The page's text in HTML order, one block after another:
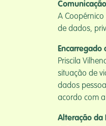
A
de dados,
Encarregado
Priscila
situação de
dados
acordo com
Alteração da